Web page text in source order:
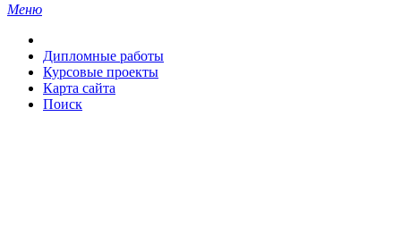
Меню
Дипломные работы
Курсовые проекты
Карта сайта
Поиск